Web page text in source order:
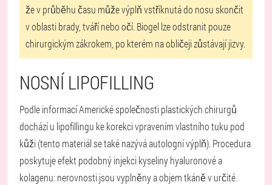
že v průběhu času může výplň vstříknutá do nosu skončit
v oblasti brady, tváří nebo očí. Biogel lze odstranit pouze
chirurgickým zákrokem, po kterém na obličeji zůstávají jizvy.
NOSNÍ LIPOFILLING
Podle informací Americké společnosti plastických chirurgů
dochází u lipofillingu ke korekci vpravením vlastního tuku pod
kůži (tento materiál se také nazývá autologní výplň). Procedura
poskytuje efekt podobný injekci kyseliny hyaluronové a
kolagenu: nerovnosti jsou vyplněny a objem tkáně v určité